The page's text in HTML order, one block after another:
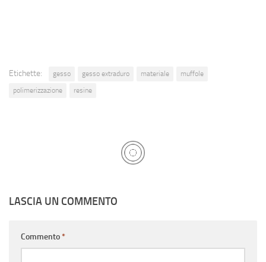
Etichette: gesso gesso extraduro materiale
muffole
polimerizzazione
resine
LASCIA UN COMMENTO
Commento*